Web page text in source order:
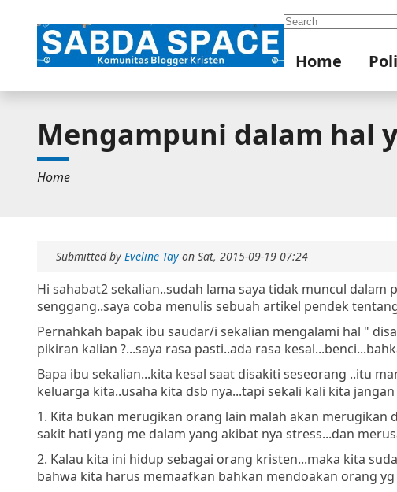
Search
Home
Mengampuni dalam hal
Home
Submitted by Eveline Tay on Sat, 2015-09-19 07:24
Hi sahabat2 sekalian..sudah lama saya tidak muncul
senggang..saya coba menulis sebuah artikel pendek
Pernahkah bapak ibu saudar/i sekalian mengalami hal "
pikiran kalian ?...saya rasa pasti..ada rasa
Bapa ibu sekalian...kita kesal saat disakiti seseorang ..itu
keluarga kita..usaha kita dsb nya...tapi sekali kali kita
1. Kita bukan merugikan orang lain malah akan
sakit hati yang me dalam yang akibat nya stress...dan
2. Kalau kita ini hidup sebagai orang kristen...maka kita
bahwa kita harus memaafkan bahkan mendoakan orang